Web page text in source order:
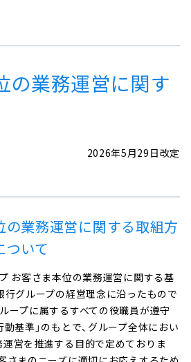
の業務運営に関す
2026年5月29日改定
の業務運営に関する取組方
ついて
お客さま本位の業務運営に関する基
行グループの経営理念に沿ったもので
ープに属するすべての役職員が遵守
動基準」のもとで、グループ全体におい
営を推進する目的で定めておりま